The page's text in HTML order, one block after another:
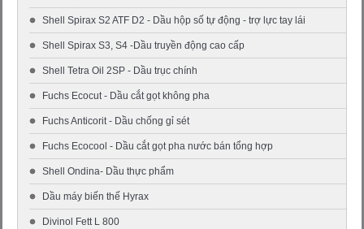
Shell Spirax S2 ATF D2 - Dầu hộp số tự động - trợ lực tay lái
Shell Spirax S3, S4 -Dầu truyền động cao cấp
Shell Tetra Oil 2SP - Dầu trục chính
Fuchs Ecocut - Dầu cắt gọt không pha
Fuchs Anticorit - Dầu chống gỉ sét
Fuchs Ecocool - Dầu cắt gọt pha nước bán tổng hợp
Shell Ondina- Dầu thực phẩm
Dầu máy biến thế Hyrax
Divinol Fett L 800